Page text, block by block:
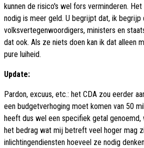
kunnen de risico's wel fors verminderen.
nodig is meer geld. U begrijpt dat, ik begrijp
volksvertegenwoordigers, ministers en
dat ook. Als ze niets doen kan ik dat alleen
pure luiheid.
Update:
Pardon, excuus, etc.: het CDA zou eerder
een budgetverhoging moet komen van 50
heeft dus wel een specifiek getal genoemd,
het bedrag wat mij betreft veel hoger mag
inlichtingendiensten hoeveel ze nodig